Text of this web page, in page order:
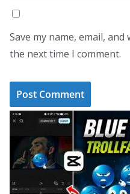
Save my name, email,
the next time I comment.